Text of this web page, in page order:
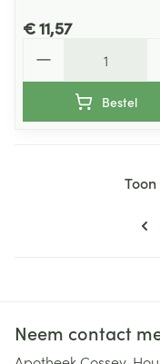
€ 11,57
Bestel
Toon
Neem contact